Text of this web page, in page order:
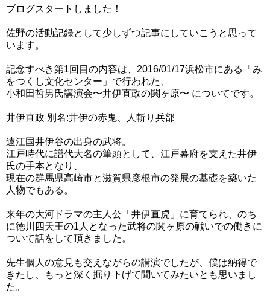
ブログスタートしました！
佐野の活動記録として少しずつ記事にしていこうと思って
います。
記念すべき第1回目の内容は、2016/01/17浜松市にある「み
をつくし文化センター」で行われた、
小和田哲男氏講演会〜井伊直政の関ヶ原〜 についてです。
井伊直政 別名:井伊の赤鬼、人斬り兵部
遠江国井伊谷の出身の武将。
江戸時代に譜代大名の筆頭として、江戸幕府を支えた井伊
氏の手本となり、
現在の群馬県高崎市と滋賀県彦根市の発展の基礎を築いた
人物でもある。
来年の大河ドラマの主人公「井伊直虎」に育てられ、のち
に徳川四天王の1人となった武将の関ヶ原の戦いでの働きに
ついて話をして頂きました。
先生個人の意見も交えながらの講演でしたが、僕は納得で
きたし、もっと深く掘り下げて聞いてみたいとも思いまし
た。